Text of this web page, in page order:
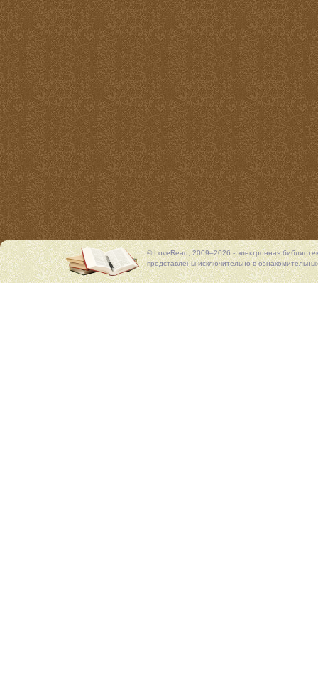
© LoveRead, 2009–2026 - электронная
представлены исключительно в